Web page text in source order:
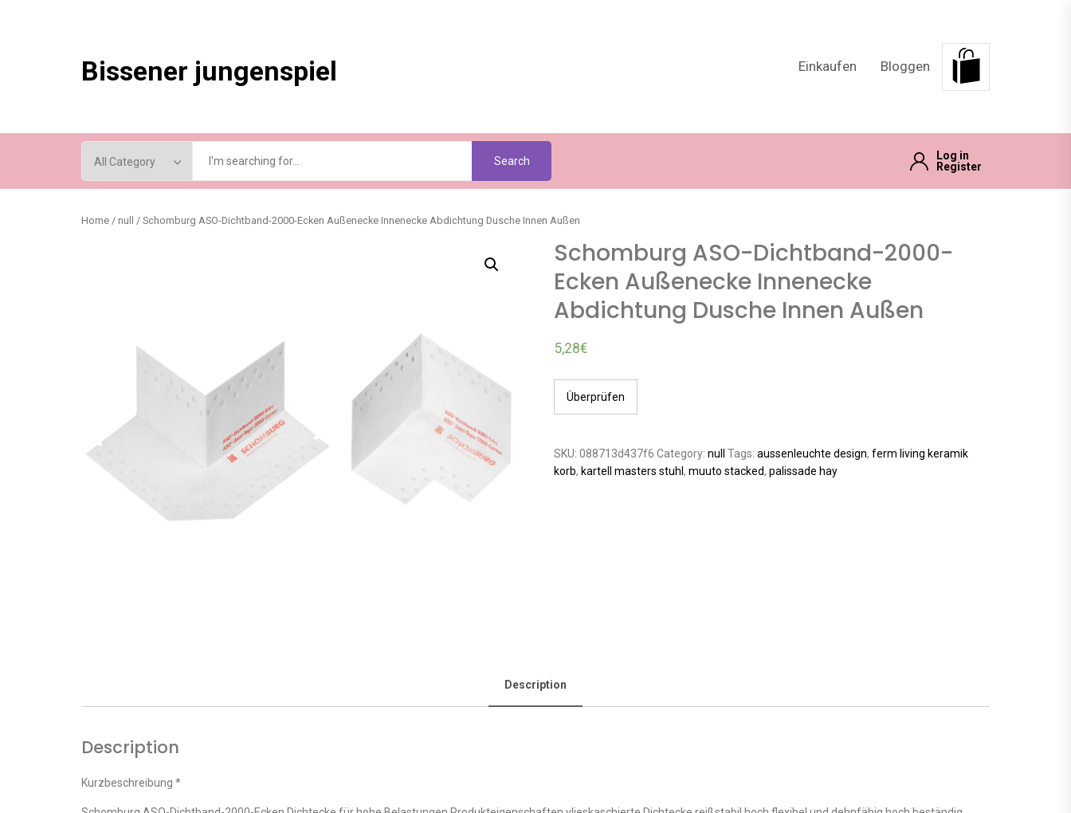
Bissener jungenspiel Einkaufen Bloggen
Search
Log in
Register
Home / null / Schomburg ASO-Dichtband-2000-Ecken Außenecke Innenecke Abdichtung Dusche Innen Außen
Schomburg ASO-Dichtband-2000-
Ecken Außenecke Innenecke
Abdichtung Dusche Innen Außen
5,28€
Überprüfen
SKU: 088713d437f6 Category: null Tags: aussenleuchte design, ferm living keramik
korb, kartell masters stuhl , muuto stacked, palissade hay
Description
Description
Kurzbeschreibung *